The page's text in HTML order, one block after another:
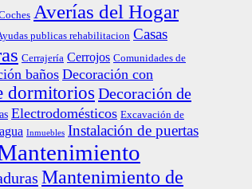
Averías del Hogar
publicas rehabilitacion Casas
Cerrajería Cerrojos Comunidades de
bañosDecoración con
dormitorios Decoración de
Electrodomésticos Excavación de
Inmuebles Instalación de puertas
Mantenimiento de